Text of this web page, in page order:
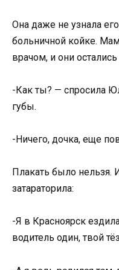
Она даже не узнала
больничной койке.
врачом, и они
-Как ты? — спросила
губы.
-Ничего, дочка, еще
Плакать было нельзя.
затараторила:
-Я в Красноярск
водитель один, твой